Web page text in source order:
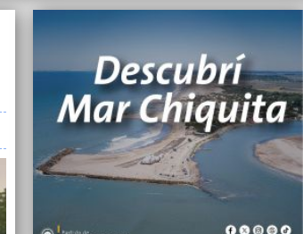
Jorge Paredi y Walter Wini se reunieron en
ABSA para plantear mejoras en Coronel Vidal
11/01/2024 15:01
El dólar blue cerró a $ 1.132 para la venta en
Mar del Plata
11/01/2024 11:30
“Frente a la situación actual es fundamental el
cabal funcionamiento de los C.A.P.S”, dijo el
edil de UP Diego García
11/01/2024 11:27